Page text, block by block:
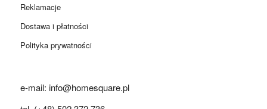
Reklamacje
Dostawa i płatności
Polityka prywatności
e-mail: info@homesquare.pl